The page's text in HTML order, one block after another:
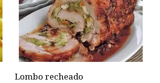
Lombo recheado